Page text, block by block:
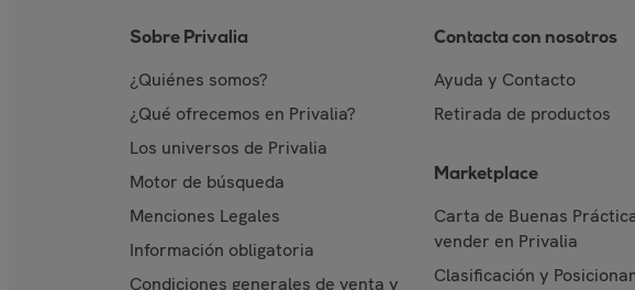
Sobre Privalia
¿Quiénes somos?
¿Qué ofrecemos en Privalia?
Los universos de Privalia
Motor de búsqueda
Menciones Legales
Información obligatoria
Condiciones generales de venta y
Contacta con nosotros
Ayuda y Contacto
Retirada de productos
Marketplace
Carta de Buenas
vender en Privalia
Clasificación y